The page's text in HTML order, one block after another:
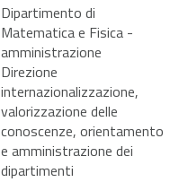
Dipartimento di
Matematica e Fisica -
amministrazione
Direzione
internazionalizzazione,
valorizzazione delle
conoscenze, orientamento
e amministrazione dei
dipartimenti